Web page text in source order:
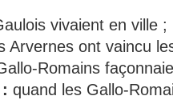
vivaient en ville ;
Arvernes ont vaincu
Romains
quand les Gallo-